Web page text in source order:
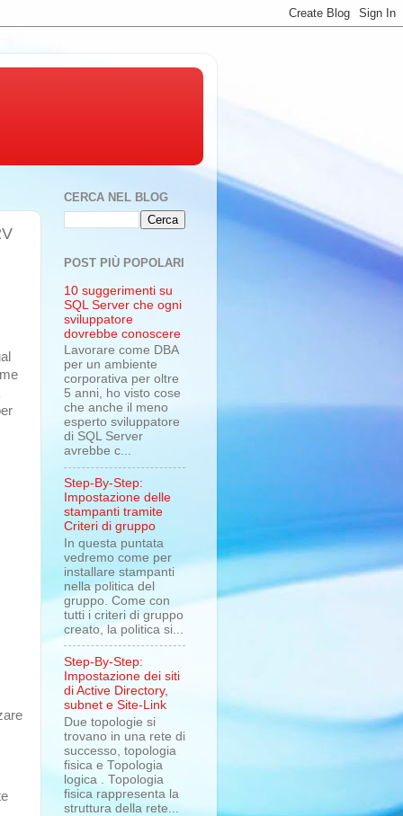
CERCA NEL BLOG
POST PIÙ POPOLARI
10 suggerimenti su
SQL Server che ogni
sviluppatore
dovrebbe conoscere
Lavorare come DBA
per un ambiente
corporativa per oltre
5 anni, ho visto cose
che anche il meno
esperto sviluppatore
di SQL Server
avrebbe c...
Step-By-Step:
Impostazione delle
stampanti tramite
Criteri di gruppo
In questa puntata
vedremo come per
installare stampanti
nella politica del
gruppo. Come con
tutti i criteri di gruppo
creato, la politica si...
Step-By-Step:
Impostazione dei siti
di Active Directory,
subnet e Site-Link
Due topologie si
trovano in una rete di
successo, topologia
fisica e Topologia
logica . Topologia
fisica rappresenta la
struttura della rete...